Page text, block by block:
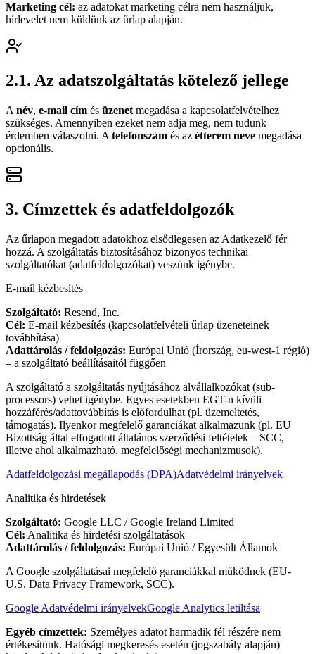
Marketing cél: az adatokat marketing célra nem használjuk,
hírlevelet nem küldünk az űrlap alapján.
2.1. Az adatszolgáltatás kötelező jellege
A név, e-mail cím és üzenet megadása a kapcsolatfelvételhez
szükséges. Amennyiben ezeket nem adja meg, nem tudunk
érdemben válaszolni. A telefonszám és az étterem neve megadása
opcionális.
3. Címzettek és adatfeldolgozók
Az űrlapon megadott adatokhoz elsődlegesen az Adatkezelő fér
hozzá. A szolgáltatás biztosításához bizonyos technikai
szolgáltatókat (adatfeldolgozókat) veszünk igénybe.
E-mail kézbesítés
Szolgáltató: Resend, Inc.
Cél: E-mail kézbesítés (kapcsolatfelvételi űrlap üzeneteinek
továbbítása)
Adattárolás / feldolgozás: Európai Unió (Írország, eu-west-1 régió)
– a szolgáltató beállításaitól függően
A szolgáltató a szolgáltatás nyújtásához alvállalkozókat (sub-
processors) vehet igénybe. Egyes esetekben EGT-n kívüli
hozzáférés/adattovábbítás is előfordulhat (pl. üzemeltetés,
támogatás). Ilyenkor megfelelő garanciákat alkalmazunk (pl. EU
Bizottság által elfogadott általános szerződési feltételek – SCC,
illetve ahol alkalmazható, megfelelőségi mechanizmusok).
Adatfeldolgozási megállapodás (DPA)Adatvédelmi irányelvek
Analitika és hirdetések
Szolgáltató: Google LLC / Google Ireland Limited
Cél: Analitika és hirdetési szolgáltatások
Adattárolás / feldolgozás: Európai Unió / Egyesült Államok
A Google szolgáltatásai megfelelő garanciákkal működnek (EU-
U.S. Data Privacy Framework, SCC).
Google Adatvédelmi irányelvekGoogle Analytics letiltása
Egyéb címzettek: Személyes adatot harmadik fél részére nem
értékesítünk. Hatósági megkeresés esetén (jogszabály alapján)